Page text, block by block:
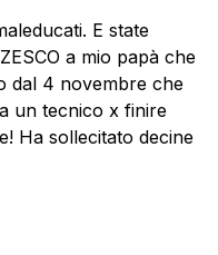
E state
a mio papà che
dal 4 novembre che
un tecnico x finire
Ha sollecitato decine